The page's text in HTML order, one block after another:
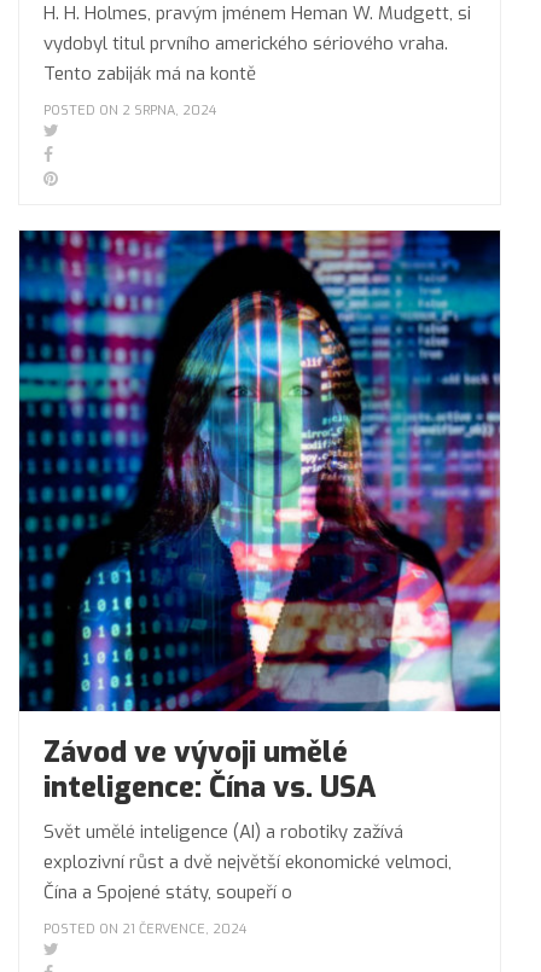
H. H. Holmes, pravým jménem Heman W. Mudgett, si
vydobyl titul prvního amerického sériového vraha.
Tento zabiják má na kontě
POSTED ON 2 SRPNA, 2024
Závod ve vývoji umělé
inteligence: Čína vs. USA
Svět umělé inteligence (AI) a robotiky zažívá
explozivní růst a dvě největší ekonomické velmoci,
Čína a Spojené státy, soupeří o
POSTED ON 21 ČERVENCE, 2024